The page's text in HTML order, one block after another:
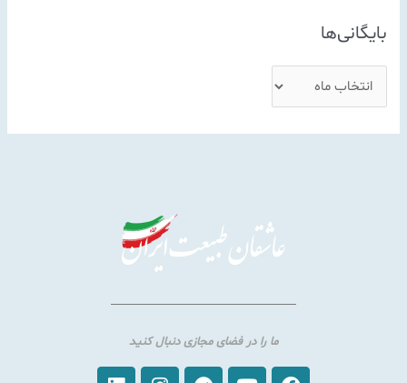
بایگانی‌ها
ما را در فضای مجازی دنبال کنید
Facebook
Youtube
Telegram
Instagram
Linkedin